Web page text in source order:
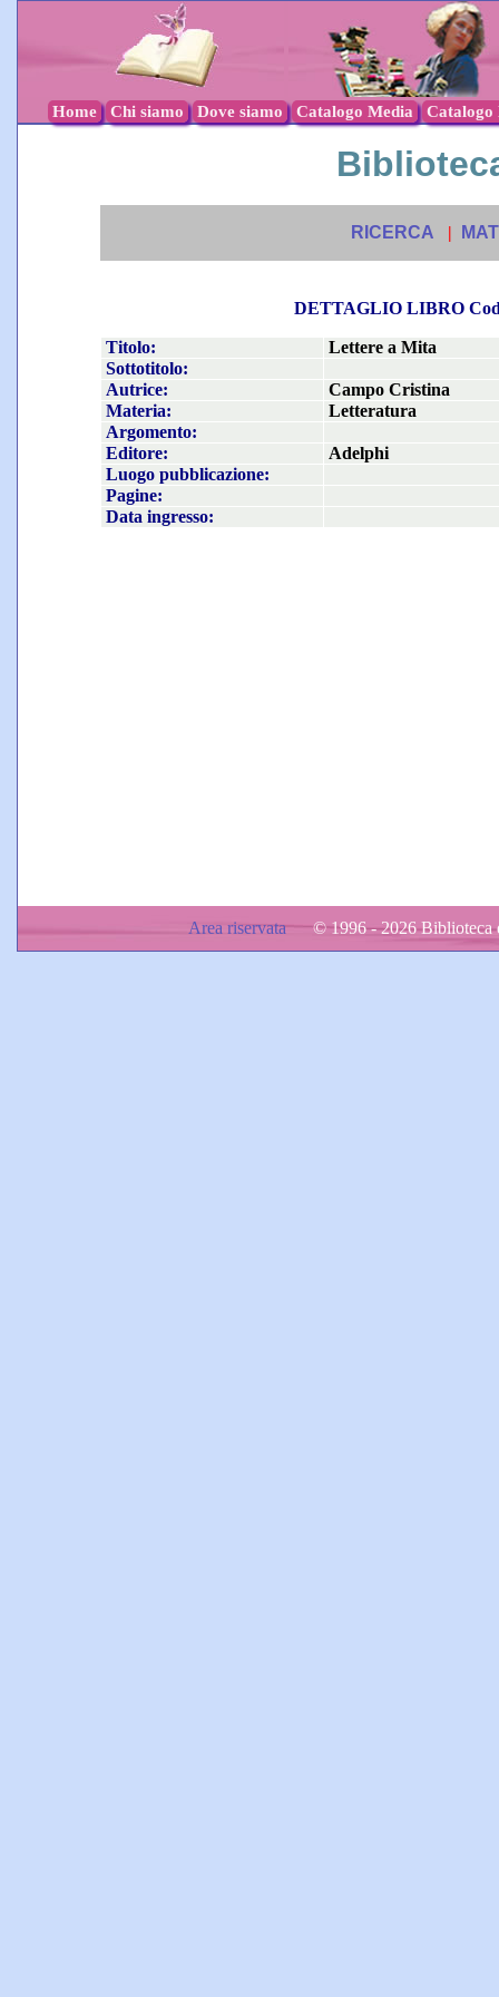
Home Chi siamo Dove siamo Catalogo Media Catalogo
RICERCA |
DETTAGLIO LIBRO
Titolo:
Lettere a Mita
Sottotitolo:
Autrice:
Campo Cristina
Materia:
Letteratura
Argomento:
Editore:
Adelphi
Luogo pubblicazione:
Pagine:
Data ingresso:
Area riservata© 1996 - 2026 Biblioteca